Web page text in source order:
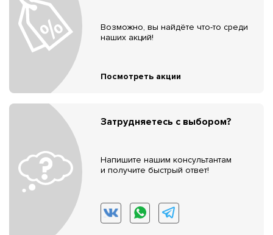
Возможно, вы найдёте что-то среди
наших акций!
Посмотреть акции
Затрудняетесь с выбором?
Напишите нашим консультантам
и получите быстрый ответ!